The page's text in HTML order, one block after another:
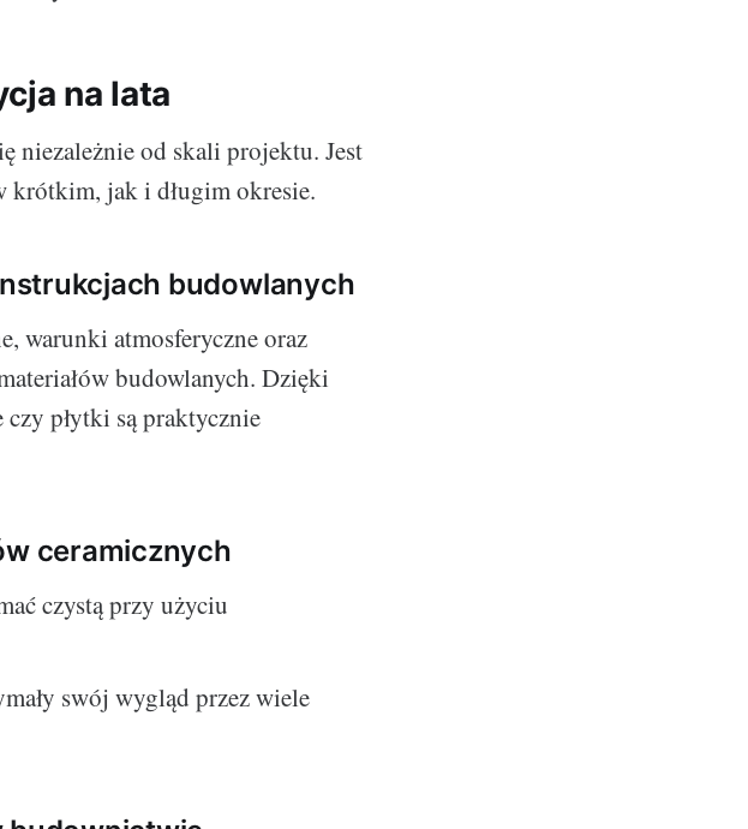
na lata
niezależnie od skali projektu. Jest
krótkim, jak i długim okresie.
budowlanych
warunki atmosferyczne oraz
budowlanych. Dzięki
czy płytki są praktycznie
ceramicznych
czystą przy użyciu
swój wygląd przez wiele